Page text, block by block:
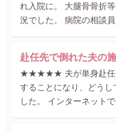
れ入院に。 大腿骨骨折
況でした。 病院の相談員
赴任先で倒れた夫の
★★★★★ 夫が単身赴任
することになり、どうし
した。 インターネット